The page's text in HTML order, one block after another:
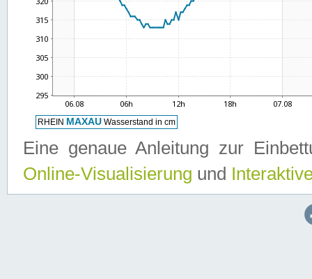
Eine genaue Anleitung zur
Online-Visualisierung und